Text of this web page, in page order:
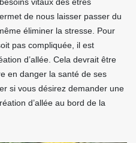
de nous laisser passer du
éliminer la stresse. Pour
pas compliquée, il est
d’allée. Cela devrait être
en danger la santé de ses
si vous désirez demander une
d’allée au bord de la